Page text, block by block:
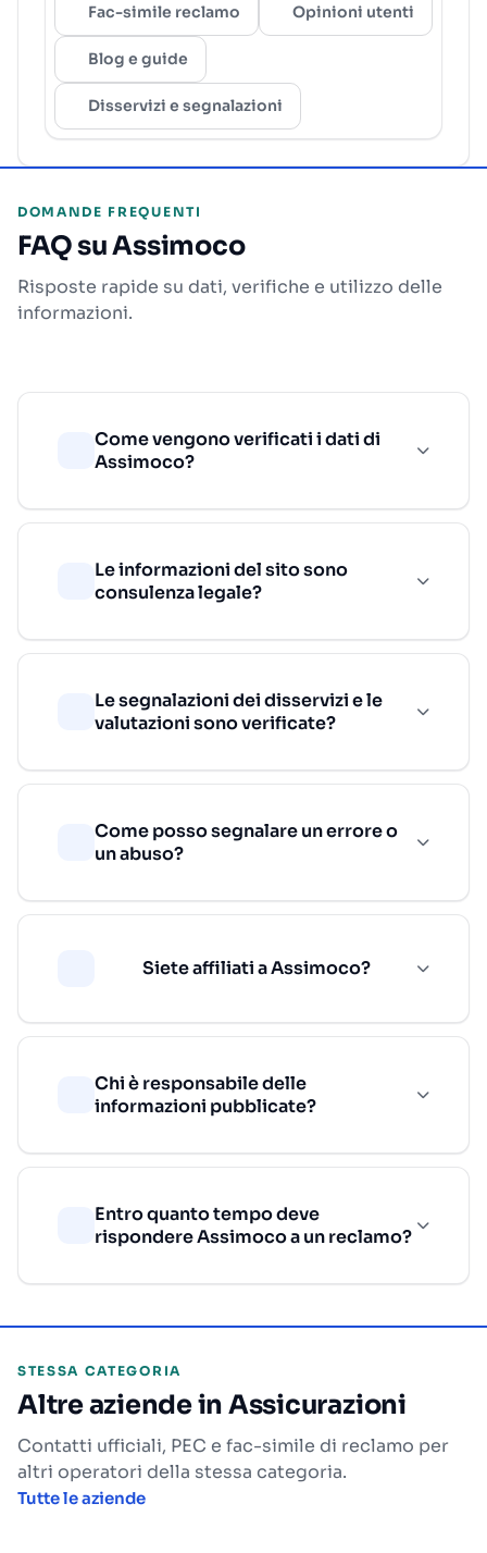
Fac-simile reclamo Opinioni utenti
Blog e guide
Disservizi e segnalazioni
DOMANDE FREQUENTI
FAQ su Assimoco
Risposte rapide su dati, verifiche e utilizzo delle
informazioni.
Come vengono verificati i dati di
Assimoco?
Le informazioni del sito sono
consulenza legale?
Le segnalazioni dei disservizi e le
valutazioni sono verificate?
Come posso segnalare un errore o
un abuso?
Siete affiliati a Assimoco?
Chi è responsabile delle
informazioni pubblicate?
Entro quanto tempo deve
rispondere Assimoco a un reclamo?
STESSA CATEGORIA
Altre aziende in Assicurazioni
Contatti ufficiali, PEC e fac-simile di reclamo per
altri operatori della stessa categoria.
Tutte le aziende